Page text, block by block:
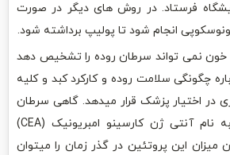
فرستاد. در روش های دیگر در صورت
انجام شود تا پولیپ برداشته شود.
نمی تواند سرطان روده را تشخیص دهد
چگونگی سلامت روده و کارکرد کبد و کلیه
در اختیار پزشک قرار میدهد. گاهی سرطان
روده بزرگ پروتئینی به نام آنتی ژن کارسینو امبریونیک (CEA)
میزان این پروتئین در گذر زمان را میتوان